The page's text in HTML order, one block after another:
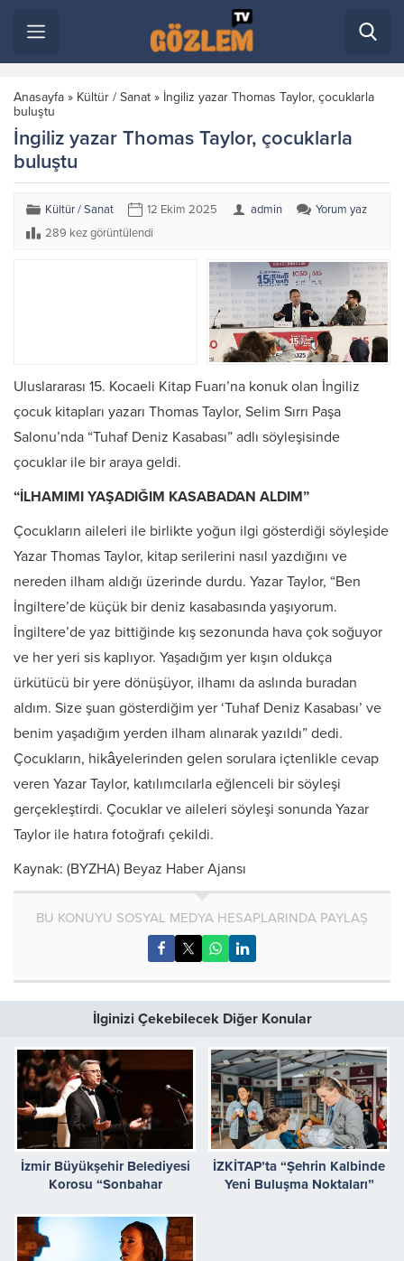
Anasayfa » Kültür / Sanat » İngiliz yazar Thomas Taylor, çocuklarla
buluştu
İngiliz yazar Thomas Taylor, çocuklarla
buluştu
Kültür / Sanat 12 Ekim 2025 admin
Yorum yaz
289 kez görüntülendi
Uluslararası 15. Kocaeli Kitap Fuarı’na konuk olan İngiliz
çocuk kitapları yazarı Thomas Taylor, Selim Sırrı Paşa
Salonu’nda “Tuhaf Deniz Kasabası” adlı söyleşisinde
çocuklar ile bir araya geldi.
“İLHAMIMI YAŞADIĞIM KASABADAN ALDIM”
Çocukların aileleri ile birlikte yoğun ilgi gösterdiği söyleşide
Yazar Thomas Taylor, kitap serilerini nasıl yazdığını ve
nereden ilham aldığı üzerinde durdu. Yazar Taylor, “Ben
İngiltere’de küçük bir deniz kasabasında yaşıyorum.
İngiltere’de yaz bittiğinde kış sezonunda hava çok soğuyor
ve her yeri sis kaplıyor. Yaşadığım yer kışın oldukça
ürkütücü bir yere dönüşüyor, ilhamı da aslında buradan
aldım. Size şuan gösterdiğim yer ‘Tuhaf Deniz Kasabası’ ve
benim yaşadığım yerden ilham alınarak yazıldı” dedi.
Çocukların, hikâyelerinden gelen sorulara içtenlikle cevap
veren Yazar Taylor, katılımcılarla eğlenceli bir söyleşi
gerçekleştirdi. Çocuklar ve aileleri söyleşi sonunda Yazar
Taylor ile hatıra fotoğrafı çekildi.
Kaynak: (BYZHA) Beyaz Haber Ajansı
BU KONUYU SOSYAL MEDYA HESAPLARINDA PAYLAŞ
İlginizi Çekebilecek Diğer Konular
İzmir Büyükşehir Belediyesi
Korosu “Sonbahar
dokundu
İZKİTAP’ta “Şehrin Kalbinde
Yeni Buluşma Noktaları”